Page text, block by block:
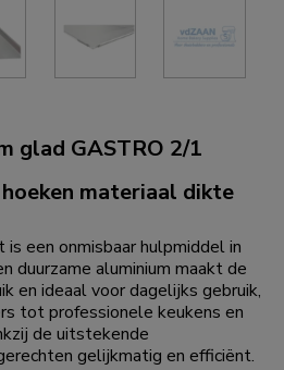
glad GASTRO 2/1
materiaal dikte
een onmisbaar hulpmiddel in
duurzame aluminium maakt de
en ideaal voor dagelijks gebruik,
tot professionele keukens en
de uitstekende
gelijkmatig en efficiënt.